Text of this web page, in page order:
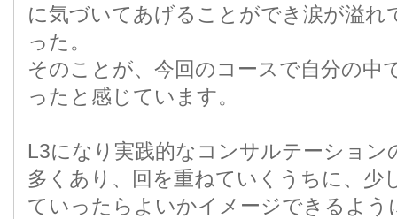
に気づいてあげることができ涙が溢れ
った。
そのことが、今回のコースで自分の中
ったと感じています。
L3になり実践的なコンサルテーション
多くあり、回を重ねていくうちに、少
ていったらよいかイメージできるよう